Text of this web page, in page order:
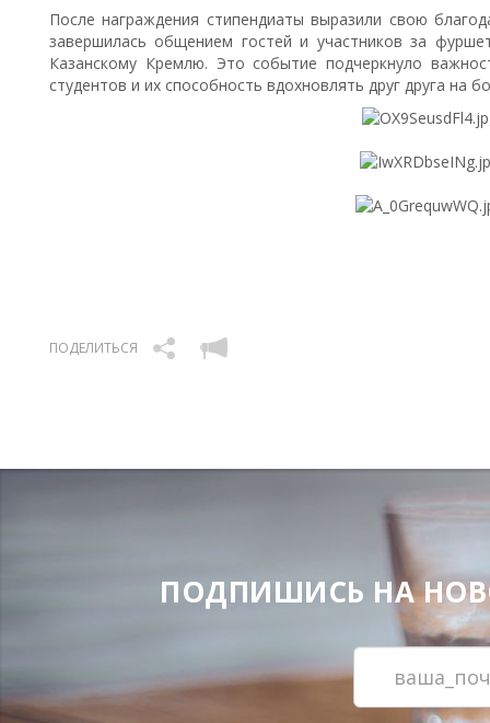
После награждения стипендиаты выразили свою
завершилась общением гостей и участников за
Казанскому Кремлю. Это событие подчеркнуло
студентов и их способность вдохновлять друг друга
ПОДЕЛИТЬСЯ
ПОДПИШИСЬ НА